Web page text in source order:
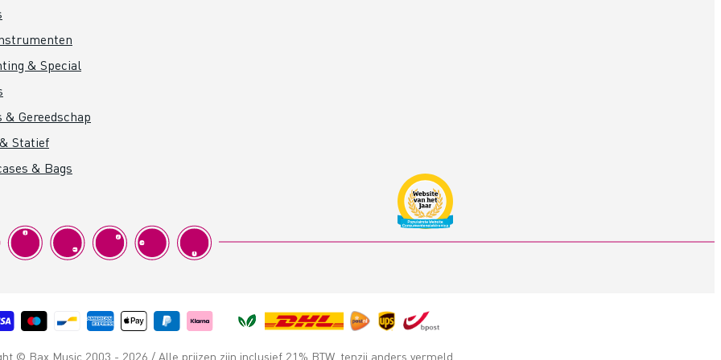
& Special
& Gereedschap
Statief
& Bags
© Bax Music 2003 - 2026 / Alle prijzen zijn inclusief 21% BTW, tenzij anders vermeld